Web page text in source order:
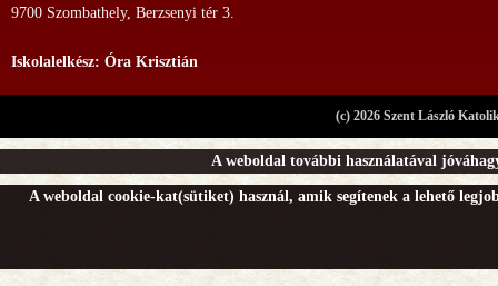
9700 Szombathely, Berzsenyi tér 3.
Iskolalelkész: Óra Krisztián
(c) 2026 Szent László
A weboldal további használatával
A weboldal cookie-kat(sütiket) használ, amik segítenek a lehető